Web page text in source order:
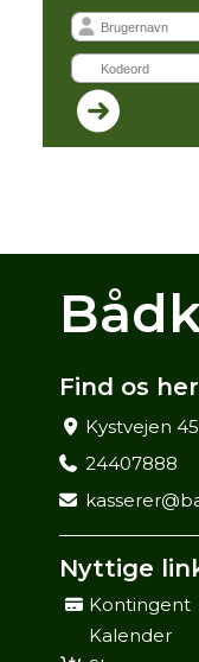
Find os her
Kystvejen
24407888
Nyttige
Kontingent
Kalender